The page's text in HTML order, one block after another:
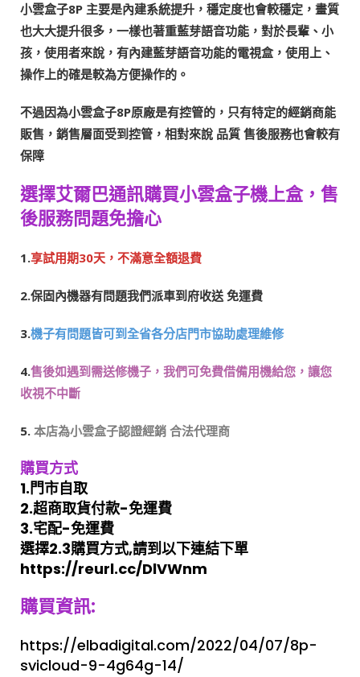
小雲盒子8P 主要是內建系統提升，穩定度也會較穩定，畫質
也大大提升很多，一樣也著重藍芽語音功能，對於長輩、小
孩，使用者來說，有內建藍芽語音功能的電視盒，使用上、
操作上的確是較為方便操作的。
不過因為小雲盒子8P原廠是有控管的，只有特定的經銷商能
販售，銷售層面受到控管，相對來說 品質 售後服務也會較有
保障
選擇艾爾巴通訊購買小雲盒子機上盒，售
後服務問題免擔心
1.享試用期30天，不滿意全額退費
2.保固內機器有問題我們派車到府收送 免運費
3.機子有問題皆可到全省各分店門市協助處理維修
4.售後如遇到需送修機子，我們可免費借備用機給您，讓您
收視不中斷
5. 本店為小雲盒子認證經銷 合法代理商
購買方式
1.門市自取
2.超商取貨付款-免運費
3.宅配-免運費
選擇2.3購買方式,請到以下連結下單
https://reurl.cc/DlVWnm
購買資訊:
https://elbadigital.com/2022/04/07/8p-
svicloud-9-4g64g-14/